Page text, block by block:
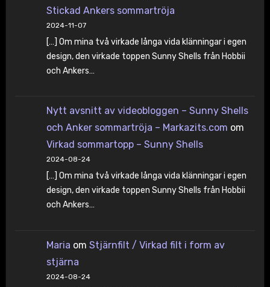
Stickad Ankers sommartröja
2024-11-07
[…] Om mina två virkade långa vida klänningar i egen
design, den virkade toppen Sunny Shells från Hobbii
och Ankers…
Nytt avsnitt av videobloggen – Sunny Shells
och Anker sommartröja – Markazits.com om
Virkad sommartopp – Sunny Shells
2024-08-24
[…] Om mina två virkade långa vida klänningar i egen
design, den virkade toppen Sunny Shells från Hobbii
och Ankers…
Maria om Stjärnfilt / Virkad filt i form av
stjärna
2024-08-24